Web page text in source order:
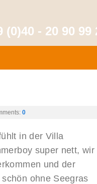
(0)40 - 20 90 99
0
in der Villa
super nett, wir
und der
ohne Seegras